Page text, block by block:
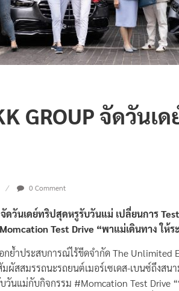
GROUP จัดวัน
0 Comment
จัดวันเดย์ทริปสุดหรูรับวันแม่ เปลี่ยนการ
Test Drive “พาแม่เดินทาง ให้ร
กย้ำประสบการณ์ไร้ขีดจำกัด The Unlimited
ผัสสมรรถนะรถยนต์เมอร์เซเดส-เบนซ์ถึงสน
นแม่กับกิจกรรม #Momcation Test Drive